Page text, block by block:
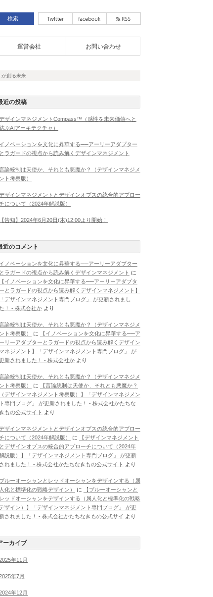
運営会社 お問い合わせ
が創る未来
近の投稿
ザインマネジメントCompass™（感性を未来価値へと
ぶAIアーキテクチャ）
イノベーションを文化に昇華する──アーリーアダプター
とラガードの視点から読み解くデザインマネジメント
論統制は天使か、それとも悪魔か？（デザインマネジメ
ント考察版）
ザインマネジメントとデザインオプスの統合的アプロー
について（2024年解説版）
【告知】2024年6月20日(木)12:00より開始！
近のコメント
イノベーションを文化に昇華する──アーリーアダプター
とラガードの視点から読み解くデザインマネジメント に
【イノベーションを文化に昇華する──アーリーアダプタ
ーとラガードの視点から読み解くデザインマネジメント】
「デザインマネジメント専門ブログ」 が更新されまし
た！ - 株式会社か より
論統制は天使か、それとも悪魔か？（デザインマネジメ
ント考察版）
に
【イノベーションを文化に昇華する──ア
ーリーアダプターとラガードの視点から読み解くデザイン
マネジメント】「デザインマネジメント専門ブログ」 が
新されました！ - 株式会社か より
論統制は天使か、それとも悪魔か？（デザインマネジメ
ント考察版）
に
【言論統制は天使か、それとも悪魔か？
（デザインマネジメント考察版）】「デザインマネジメン
ト専門ブログ」 が更新されました！ - 株式会社かたちな
きもの公式サイト
より
ザインマネジメントとデザインオプスの統合的アプロー
について（2024年解説版）
に
【デザインマネジメント
とデザインオプスの統合的アプローチについて（2024年
説版）】「デザインマネジメント専門ブログ」 が更新
されました！ - 株式会社かたちなきもの公式サイト
より
ブルーオーシャンとレッドオーシャンをデザインする（属
人化と標準化の戦略デザイン）
に
【ブルーオーシャンと
レッドオーシャンをデザインする（属人化と標準化の戦略
ザイン）】「デザインマネジメント専門ブログ」 が更
新されました！ - 株式会社かたちなきもの公式サイ より
ーカイブ
年11月
年7月
年12月